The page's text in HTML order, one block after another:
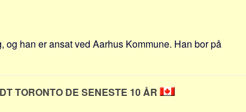
han er ansat ved Aarhus Kommune. Han bor på
TORONTO DE SENESTE 10 ÅR